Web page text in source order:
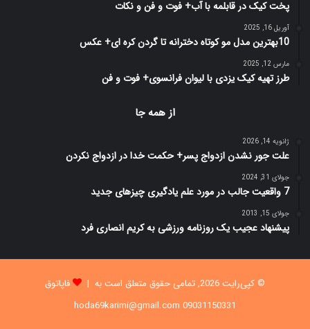
پخت کیک در قابلمه با آب+ فوت و فن و نکات
آوریل 16, 2025
10بهترین مدل مو کوتاه دخترانه تا گردن کره ای+ عکس
مارس 12, 2025
طرز تهیه کیک یزدی با لیوان فرانسوی+ فوت و فن
از همه جا
ژانویه 14, 2026
علت جور نشدن ازدواج پسر+ حکمت خدا در ازدواج نکردن
جولای 31, 2024
7 واقعیت جالب در مورد علم یادگیری چیزهای جدید
جولای 15, 2013
پیشنهاد عجیب یک روزنامه ورزشی به کریم انصاری فرد
© کپی‌رایت 2026, تمامی حقوق متعلق است به |
فاپاتوق
09031150331 hoda69karimi@gmail.com